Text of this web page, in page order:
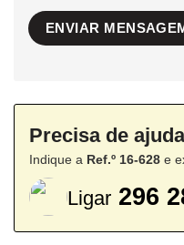
Precisa de
Indique a Ref.º 16-628 e
Ligar 296